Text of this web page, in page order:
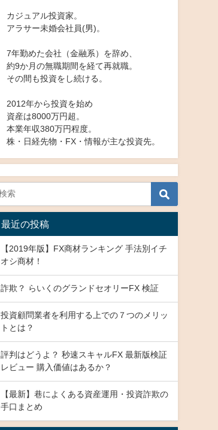
カジュアル投資家。
アラサー未婚会社員(男)。
7年勤めた会社（金融系）を辞め、
約9か月の無職期間を経て再就職。
その間も投資をし続ける。
2012年から投資を始め
資産は8000万円超。
本業年収380万円程度。
株・日経先物・FX・情報が主な投資先。
最近の投稿
【2019年版】FX商材ランキング 手法別イチ
オシ商材！
詐欺？ らいくのグランドセオリーFX 検証
投資顧問業者を利用する上での７つのメリッ
トとは？
評判はどうよ？ 秒速スキャルFX 最新版検証
レビュー 購入価値はあるか？
【最新】巷によくある資産運用・投資詐欺の
手口まとめ